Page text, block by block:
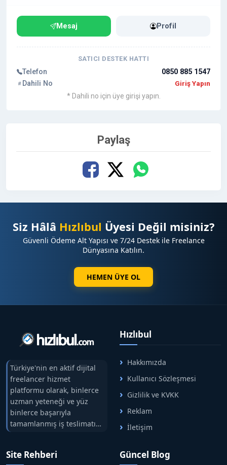
Mesaj Profil
SATICI DESTEK HATTI
Telefon
0850 885 1547
Dahili No
Giriş Yapın
* Dahili no için üye girişi yapın.
Paylaş
Siz Hâlâ Hızlıbul Üyesi Değil misiniz?
Güvenli Ödeme Alt Yapısı ve 7/24 Destek ile Freelance
Dünyasına Katılın.
HEMEN ÜYE OL
Türkiye'nin en aktif dijital
freelancer hizmet
platformu olarak, binlerce
uzman yeteneği ve yüz
binlerce başarıyla
tamamlanmış iş teslimatını
tek çatıda buluşturuyoruz.
arasındaki süreci risksiz
Hızlıbul
Hakkımızda
Kullanıcı Sözleşmesi
Gizlilik ve KVKK
Reklam
İletişim
Site Rehberi Güncel Blog